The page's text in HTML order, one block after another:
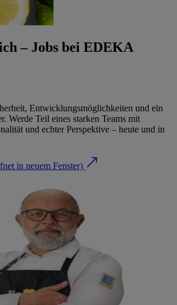
– Jobs bei EDEKA
Entwicklungsmöglichkeiten und ein
Werde Teil eines starken Teams mit
und echter Perspektive – heute und in
in neuem Fenster)